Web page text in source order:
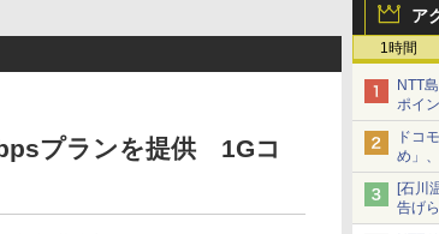
ア
1時間
NTT
ポイ
ドコ
め」
[石川
告げ
マッ
プランを提供 1Gコ